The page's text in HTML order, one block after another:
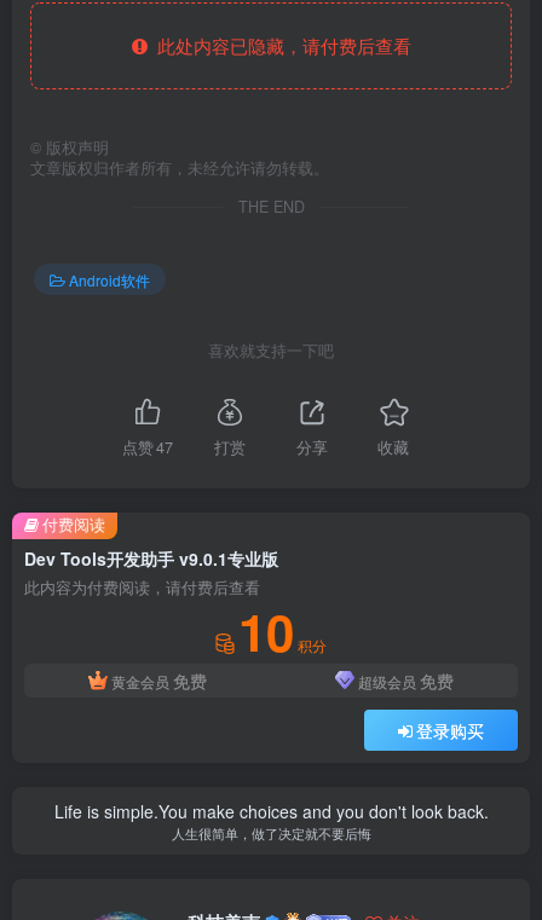
此处内容已隐藏，请付费后查看
© 版权声明
文章版权归作者所有，未经允许请勿转载。
THE END
Android软件
喜欢就支持一下吧
点赞47 打赏 分享 收藏
Dev Tools开发助手 v9.0.1专业版
此内容为付费阅读，请付费后查看
10 积分
黄金会员 免费 超级会员 免费
登录购买
付费阅读
Life is simple.You make choices and you don't look back.
人生很简单，做了决定就不要后悔